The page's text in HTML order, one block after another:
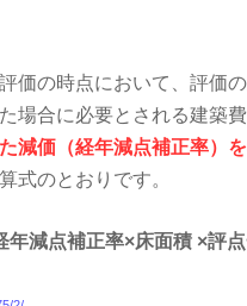
価の時点において、評価
場合に必要とされる建築
減価（経年減点補正率）
式のとおりです。
年減点補正率×床面積 ×評